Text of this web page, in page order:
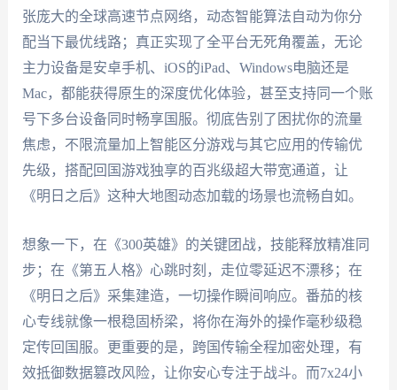
张庞大的全球高速节点网络，动态智能算法自动为你分
配当下最优线路；真正实现了全平台无死角覆盖，无论
主力设备是安卓手机、iOS的iPad、Windows电脑还是
Mac，都能获得原生的深度优化体验，甚至支持同一个账
号下多台设备同时畅享国服。彻底告别了困扰你的流量
焦虑，不限流量加上智能区分游戏与其它应用的传输优
先级，搭配回国游戏独享的百兆级超大带宽通道，让
《明日之后》这种大地图动态加载的场景也流畅自如。
想象一下，在《300英雄》的关键团战，技能释放精准同
步；在《第五人格》心跳时刻，走位零延迟不漂移；在
《明日之后》采集建造，一切操作瞬间响应。番茄的核
心专线就像一根稳固桥梁，将你在海外的操作毫秒级稳
定传回国服。更重要的是，跨国传输全程加密处理，有
效抵御数据篡改风险，让你安心专注于战斗。而7x24小